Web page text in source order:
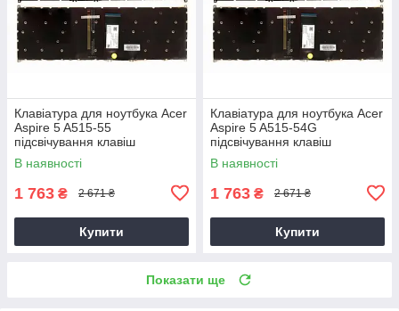
Клавіатура для ноутбука Acer
Aspire 5 A515-55
підсвічування клавіш
В наявності
1 763 ₴ 2 671 ₴
Купити
Клавіатура для ноутбука Acer
Aspire 5 A515-54G
підсвічування клавіш
В наявності
1 763 ₴ 2 671 ₴
Купити
Показати ще